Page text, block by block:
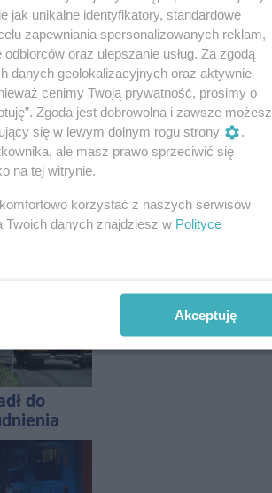
policji.
2,6
na
do
jak unikalne identyfikatory, standardowe
zapewniania spersonalizowanych reklam,
oraz ulepszanie usług. Za zgodą
danych geolokalizacyjnych oraz aktywnie
cenimy Twoją prywatność, prosimy o
Zgoda jest dobrowolna i zawsze możesz
się w lewym dolnym rogu strony
ale masz prawo sprzeciwić się
na tej witrynie.
korzystać z naszych serwisów
Twoich danych znajdziesz w Polityce
Akceptuję